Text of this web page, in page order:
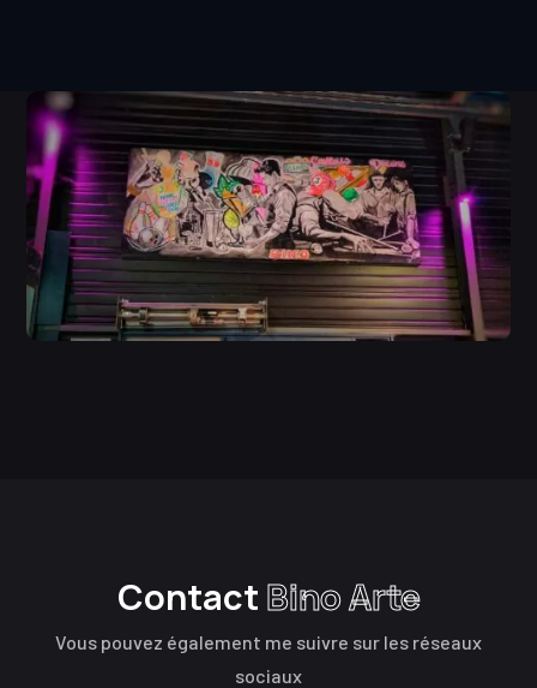
Contact Bino Arte
Vous pouvez également me suivre sur les réseaux
sociaux